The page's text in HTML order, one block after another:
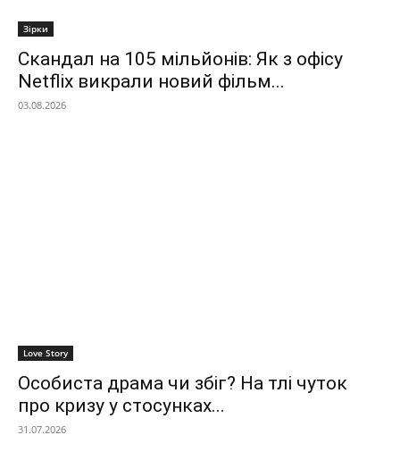
Зірки
Скандал на 105 мільйонів: Як з офісу
Netflix викрали новий фільм...
03.08.2026
Love Story
Особиста драма чи збіг? На тлі чуток
про кризу у стосунках...
31.07.2026